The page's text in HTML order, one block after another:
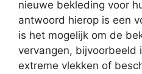
nieuwe bekleding voor
antwoord hierop is een
is het mogelijk om de
vervangen, bijvoorbeeld
extreme vlekken of